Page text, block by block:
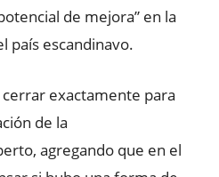
de mejora” en la
país escandinavo.
exactamente para
de la
agregando que en el